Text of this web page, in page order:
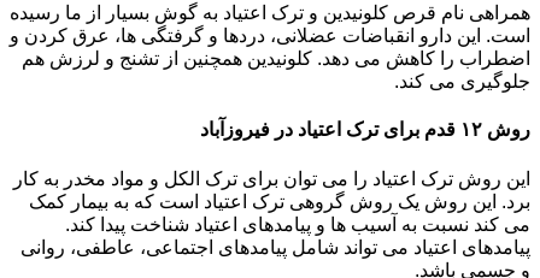
همراهی نام قرص کلونیدین و ترک اعتیاد به گوش بسیار از ما رسیده
است. این دارو انقباضات عضلانی، دردها و گرفتگی ها، عرق کردن و
اضطراب را کاهش می دهد. کلونیدین همچنین از تشنج و لرزش هم
جلوگیری می کند.
روش ۱۲ قدم برای ترک اعتیاد در فیروزآباد
این روش ترک اعتیاد را می توان برای ترک الکل و مواد مخدر به کار
برد. این روش یک روش گروهی ترک اعتیاد است که به بیمار کمک
می کند نسبت به آسیب ها و پیامدهای اعتیاد شناخت پیدا کند.
پیامدهای اعتیاد می تواند شامل پیامدهای اجتماعی، عاطفی، روانی
و جسمی باشد.